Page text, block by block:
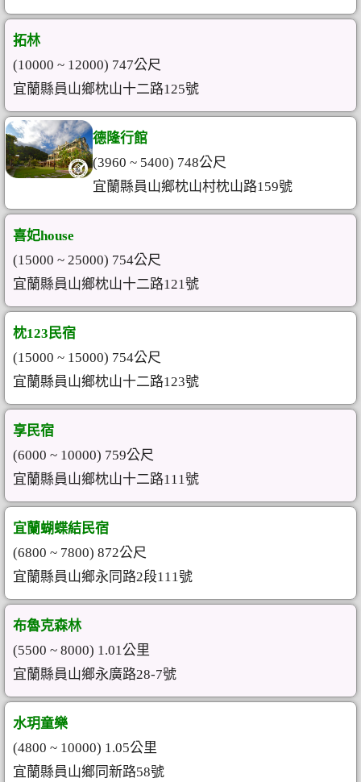
拓林
(10000 ~ 12000) 747公尺
宜蘭縣員山鄉枕山十二路125號
德隆行館
(3960 ~ 5400) 748公尺
宜蘭縣員山鄉枕山村枕山路159號
喜妃house
(15000 ~ 25000) 754公尺
宜蘭縣員山鄉枕山十二路121號
枕123民宿
(15000 ~ 15000) 754公尺
宜蘭縣員山鄉枕山十二路123號
享民宿
(6000 ~ 10000) 759公尺
宜蘭縣員山鄉枕山十二路111號
宜蘭蝴蝶結民宿
(6800 ~ 7800) 872公尺
宜蘭縣員山鄉永同路2段111號
布魯克森林
(5500 ~ 8000) 1.01公里
宜蘭縣員山鄉永廣路28-7號
水玥童樂
(4800 ~ 10000) 1.05公里
宜蘭縣員山鄉同新路58號